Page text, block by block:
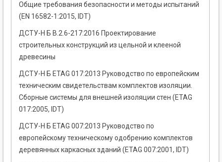
Общие требования безопасности и методы испытаний
(EN 16582-1:2015, IDT)
ДСТУ-Н Б В.2.6-217:2016 Проектирование
строительных конструкций из цельной и клееной
древесины
ДСТУ-Н Б ETAG 017:2013 Руководство по европейским
техническим свидетельствам комплектов изоляции.
Сборные системы для внешней изоляции стен (ETAG
017:2005, IDT)
ДСТУ-Н Б ETAG 007:2013 Руководство по
европейскому техническому одобрению комплектов
деревянных каркасных зданий (ETAG 007:2001, IDT)